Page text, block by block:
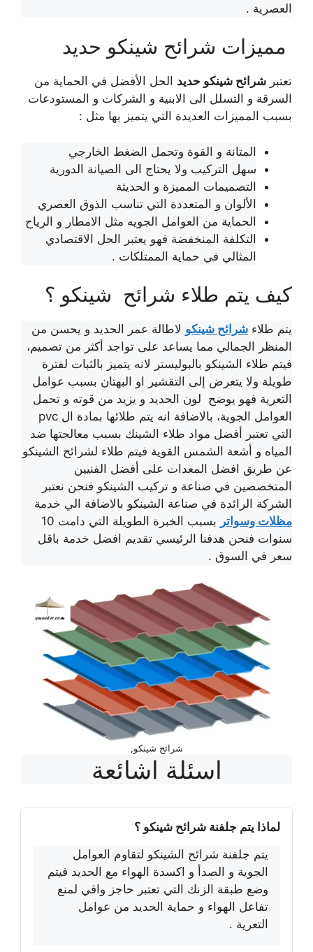
العصرية .
مميزات شرائح شينكو حديد
تعتبر شرائح شينكو حديد الحل الأفضل في الحماية من
السرقة و التسلل الى الابنية و الشركات و المستودعات
بسبب المميزات العديدة التي يتميز بها مثل :
المتانة و القوة وتحمل الضغط الخارجي
سهل التركيب ولا يحتاج الى الصيانة الدورية
التصميمات المميزة و الحديثة
الألوان و المتعددة التي تناسب الذوق العصري
الحماية من العوامل الجويه مثل الامطار و الرياح
التكلفة المنخفضة فهو يعتبر الحل الاقتصادي
المثالي في حماية الممتلكات .
كيف يتم طلاء شرائح شينكو ؟
يتم طلاء شرائح شينكو لاطالة عمر الحديد و يحسن من
المنظر الجمالي مما يساعد على تواجد أكثر من تصميم،
فيتم طلاء الشينكو بالبوليستر لانه يتميز بالثبات لفترة
طويلة ولا يتعرض إلى التقشير او البهتان بسبب عوامل
التعرية فهو يوضح لون الحديد و يزيد من قوته و تحمل
العوامل الجوية، بالاضافة انه يتم طلائها بمادة ال pvc
التي تعتبر أفضل مواد طلاء الشينك بسبب معالجتها ضد
المياه و أشعة الشمس القوية فيتم طلاء لشرائح الشينكو
عن طريق افضل المعدات على أفضل الفنيين
المتخصصين في صناعة و تركيب الشينكو فنحن نعتبر
الشركة الرائدة في صناعة الشينكو بالاضافة الي خدمة
مظلات وسواتر
بسبب الخبرة الطويلة التي دامت 10
سنوات فنحن هدفنا الرئيسي تقديم افضل خدمة باقل
سعر في السوق .
شرائح شينكو,
اسئلة اشائعة
لماذا يتم جلفنة شرائح شينكو ؟
يتم جلفنة شرائح الشينكو لتقاوم العوامل
الجوية و الصدأ و اكسدة الهواء مع الحديد فيتم
وضع طبقة الزنك التي تعتبر حاجز واقي لمنع
تفاعل الهواء و حماية الحديد من عوامل
التعرية .